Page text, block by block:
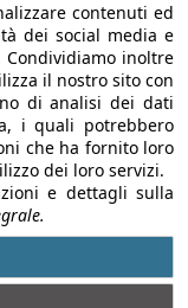
Iscriviti alla
di Milano al n° 63
contenuti ed
dei social media e
inoltre
il nostro sito con
di analisi dei dati
i quali potrebbero
che ha fornito loro
dei loro servizi.
e dettagli sulla